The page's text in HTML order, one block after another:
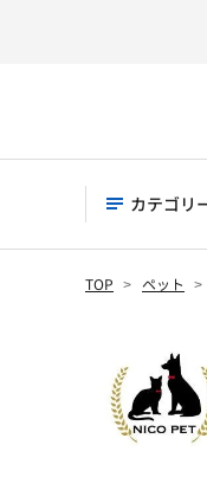
カテゴリ
TOP ペット